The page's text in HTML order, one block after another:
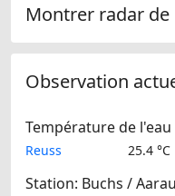
Montrer radar de
Observation
Température de l'eau
Reuss 25.4 °C
Station: Buchs /